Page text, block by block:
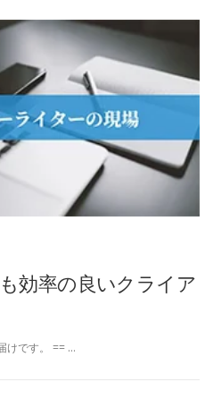
効率の良いクライア
けです。 == …